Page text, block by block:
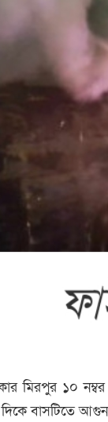
মিরপুর ১০
বাসটিতে আগুন